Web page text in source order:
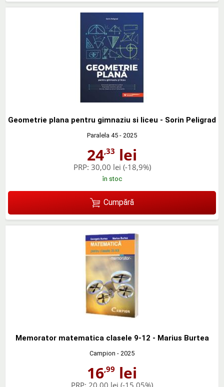
Geometrie plana pentru gimnaziu si liceu - Sorin Peligrad
Paralela 45 - 2025
24,33 lei
PRP: 30,00 lei (-18,9%)
în stoc
Cumpără
Memorator matematica clasele 9-12 - Marius Burtea
Campion - 2025
16,99 lei
PRP: 20,00 lei (-15,05%)